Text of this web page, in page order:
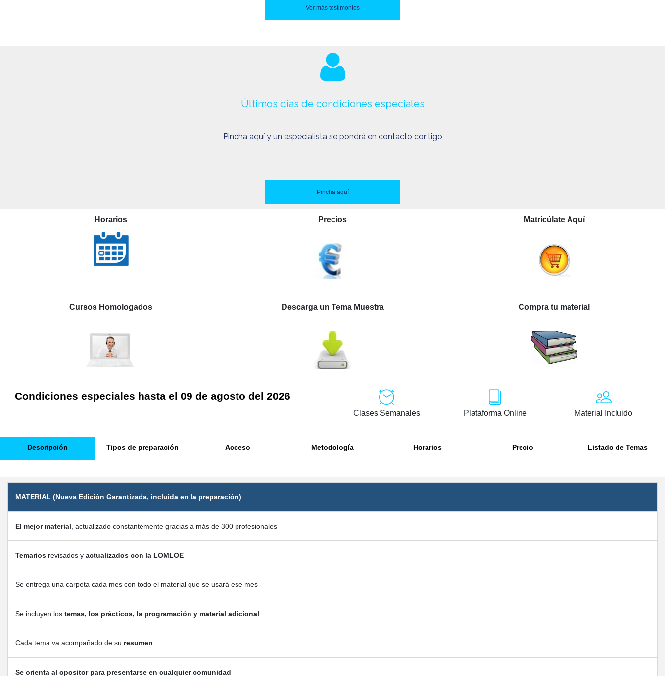
Ver más testimonios
Últimos días de condiciones especiales
Pincha aquí y un especialista se pondrá en contacto contigo
Pincha aquí
Horarios Precios Matricúlate Aquí
Cursos Homologados Descarga un Tema Muestra Compra tu material
Condiciones especiales hasta el 09 de agosto del 2026
Clases Semanales Plataforma Online Material Incluido
Descripción Tipos de preparación Acceso Metodología Horarios Precio Listado de Temas
MATERIAL (Nueva Edición Garantizada, incluida en la preparación)
El mejor material , actualizado constantemente gracias a más de 300 profesionales
Temarios revisados y actualizados con la LOMLOE
Se entrega una carpeta cada mes con todo el material que se usará ese mes
Se incluyen los temas, los prácticos, la programación y material adicional
Cada tema va acompañado de su resumen
Se orienta al opositor para presentarse en cualquier comunidad